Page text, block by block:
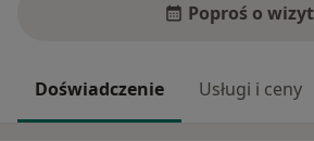
Poproś o
Doświadczenie Usługi i ceny